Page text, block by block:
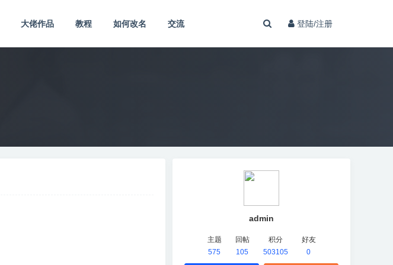
大佬作品 教程 如何改名 交流 登陆/注册
admin
主题
575
回帖
105
积分
503105
好友
0